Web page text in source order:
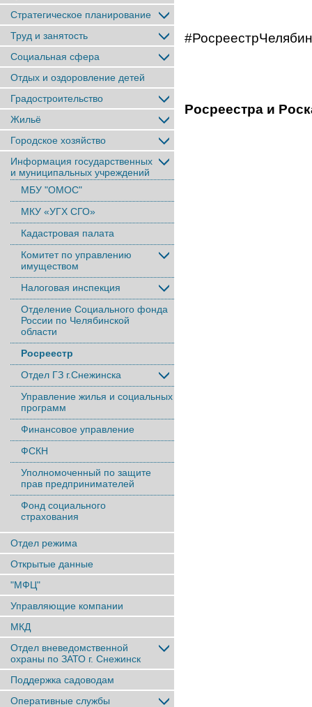
Стратегическое планирование
Труд и занятость
Социальная сфера
Отдых и оздоровление детей
Градостроительство
Жильё
Городское хозяйство
Информация государственных
и муниципальных учреждений
МБУ "ОМОС"
МКУ «УГХ СГО»
Кадастровая палата
Комитет по управлению
имуществом
Налоговая инспекция
Отделение Социального фонда
России по Челябинской
области
Росреестр
Отдел ГЗ г.Снежинска
Управление жилья и социальных
программ
Финансовое управление
ФСКН
Уполномоченный по защите
прав предпринимателей
Фонд социального
страхования
Отдел режима
Открытые данные
"МФЦ"
Управляющие компании
МКД
Отдел вневедомственной
охраны по ЗАТО г. Снежинск
Поддержка садоводам
Оперативные службы
Росреестра и